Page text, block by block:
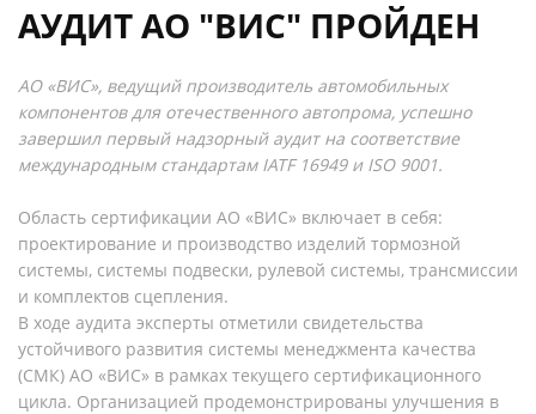
АУДИТ АО "ВИС" ПРОЙДЕН
АО «ВИС», ведущий производитель автомобильных
компонентов для отечественного автопрома, успешно
завершил первый надзорный аудит на соответствие
международным стандартам IATF 16949 и ISO 9001.
Область сертификации АО «ВИС» включает в себя:
проектирование и производство изделий тормозной
системы, системы подвески, рулевой системы, трансмиссии
и комплектов сцепления.
В ходе аудита эксперты отметили свидетельства
устойчивого развития системы менеджмента качества
(СМК) АО «ВИС» в рамках текущего сертификационного
цикла. Организацией продемонстрированы улучшения в